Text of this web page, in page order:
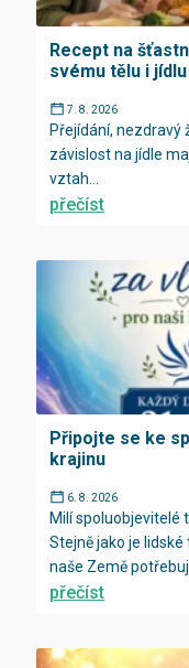
Recept na
svému tělu i jídlu
7. 8. 2026
Přejídání, nezdravý
závislost na jídle
vztah...
přečíst
Připojte se ke
krajinu
6. 8. 2026
Milí spoluobjevitelé
Stejně jako je
naše Země
přečíst